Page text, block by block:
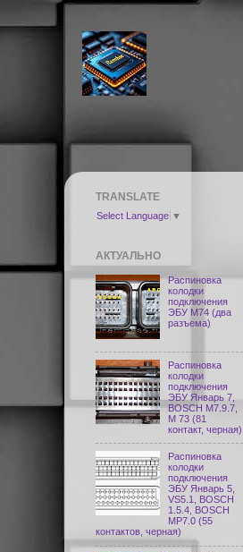
TRANSLATE
Select Language ▼
АКТУАЛЬНО
Распиновка
колодки
подключения
ЭБУ M74 (два
разъема)
Распиновка
колодки
подключения
ЭБУ Январь 7,
BOSCH M7.9.7,
М 73 (81
контакт, черная)
Распиновка
колодки
подключения
ЭБУ Январь 5,
VS5.1, BOSCH
1.5.4, BOSCH
MP7.0 (55
контактов, черная)